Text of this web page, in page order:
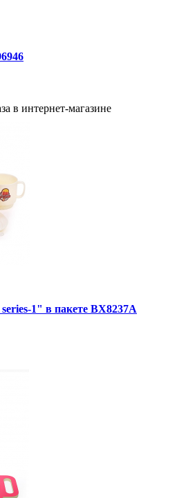
в интернет-магазине
1" в пакете BX8237A